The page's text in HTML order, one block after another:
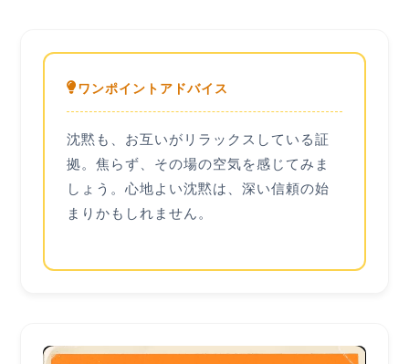
ワンポイントアドバイス
沈黙も、お互いがリラックスしている証
拠。焦らず、その場の空気を感じてみま
しょう。心地よい沈黙は、深い信頼の始
まりかもしれません。